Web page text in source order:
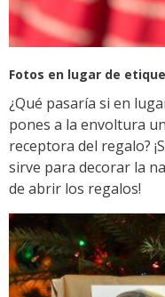
Fotos en lugar de
¿Qué pasaría si en
pones a la envoltura
receptora del regalo?
sirve para decorar la
de abrir los regalos!